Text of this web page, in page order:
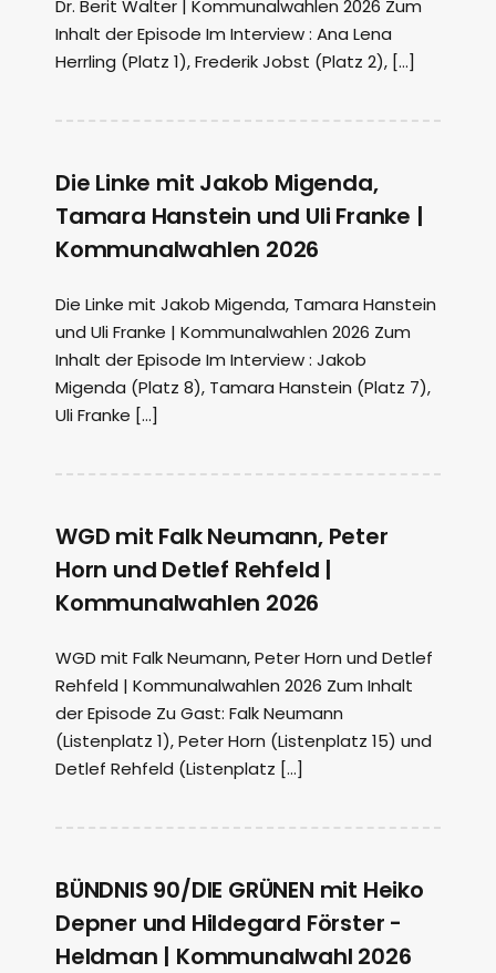
Dr. Berit Walter | Kommunalwahlen 2026 Zum
Inhalt der Episode Im Interview : Ana Lena
Herrling (Platz 1), Frederik Jobst (Platz 2), […]
Die Linke mit Jakob Migenda,
Tamara Hanstein und Uli Franke |
Kommunalwahlen 2026
Die Linke mit Jakob Migenda, Tamara Hanstein
und Uli Franke | Kommunalwahlen 2026 Zum
Inhalt der Episode Im Interview : Jakob
Migenda (Platz 8), Tamara Hanstein (Platz 7),
Uli Franke […]
WGD mit Falk Neumann, Peter
Horn und Detlef Rehfeld |
Kommunalwahlen 2026
WGD mit Falk Neumann, Peter Horn und Detlef
Rehfeld | Kommunalwahlen 2026 Zum Inhalt
der Episode Zu Gast: Falk Neumann
(Listenplatz 1), Peter Horn (Listenplatz 15) und
Detlef Rehfeld (Listenplatz […]
BÜNDNIS 90/DIE GRÜNEN mit Heiko
Depner und Hildegard Förster -
Heldman | Kommunalwahl 2026